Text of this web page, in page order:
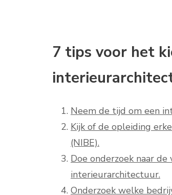
7 tips voor het
Neem de tijd om een
Kijk of de opleiding
(NIBE).
Doe onderzoek naar
interieurarchitectuur.
Onderzoek welke